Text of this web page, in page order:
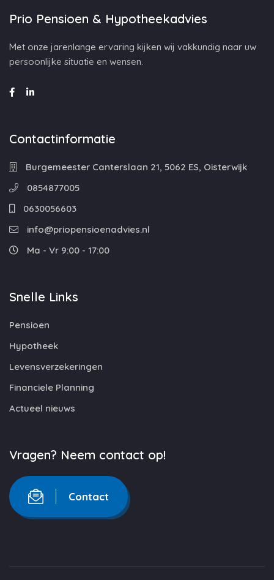
Prio Pensioen & Hypotheekadvies
Met onze jarenlange ervaring kijken wij vakkundig naar uw
persoonlijke situatie en wensen.
Contactinformatie
Burgemeester Canterslaan 21, 5062 ES, Oisterwijk
0854877005
0630056603
info@priopensioenadvies.nl
Ma - Vr 9:00 - 17:00
Snelle Links
Pensioen
Hypotheek
Levensverzekeringen
Financiele Planning
Actueel nieuws
Vragen? Neem contact op!
Contact